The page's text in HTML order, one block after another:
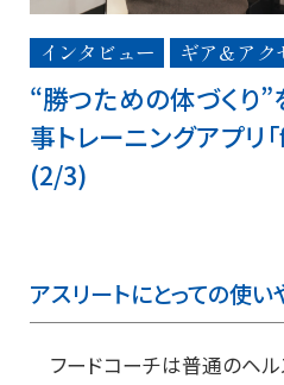
インタビュー ギア＆アク
“勝つための体づくり”
事トレーニングアプリ
(2/3)
アスリートにとっての使
フードコーチは普通のヘ